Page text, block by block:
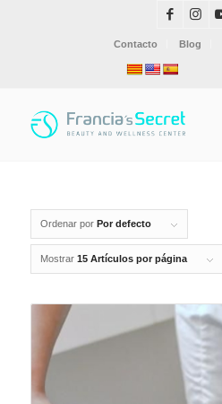
Contacto Blog
Ordenar por Por defecto
Mostrar 15 Artículos por página